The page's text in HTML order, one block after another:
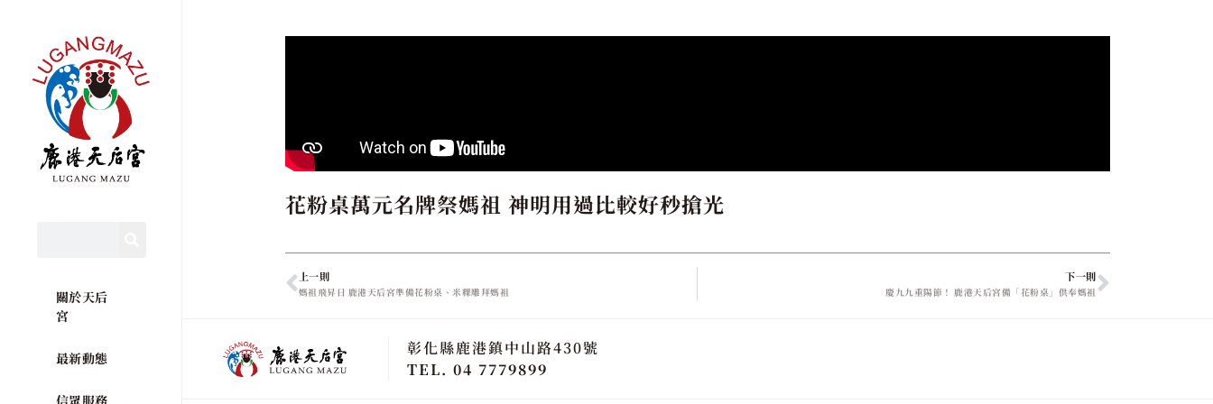
關於天后
宮
最新動態
信眾服務
花粉桌萬元名牌祭媽祖 神明用過比較好秒搶光
上一則
媽祖飛昇日 鹿港天后宮準備花粉桌、米粿雕拜媽祖
下一則
慶九九重陽節！ 鹿港天后宮備「花粉桌」供奉媽祖
彰化縣鹿港鎮中山路430號
TEL. 04 7779899